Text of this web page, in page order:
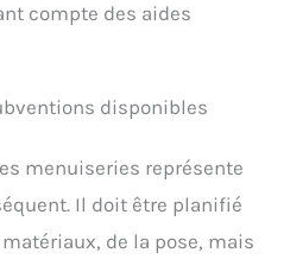
compte des aides
disponibles
menuiseries représente
Il doit être planifié
de la pose, mais